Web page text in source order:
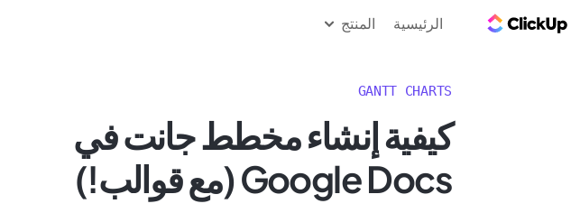
الرئيسية المنتج
GANTT CHARTS
كيفية إنشاء مخطط جانت في
Google Docs (مع قوالب!)